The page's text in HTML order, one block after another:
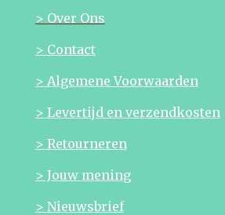
> Over Ons
> Contact
> Algemene Voorwaarden
> Levertijd en verzendkosten
> Retourneren
> Jouw mening
> Nieuwsbrief